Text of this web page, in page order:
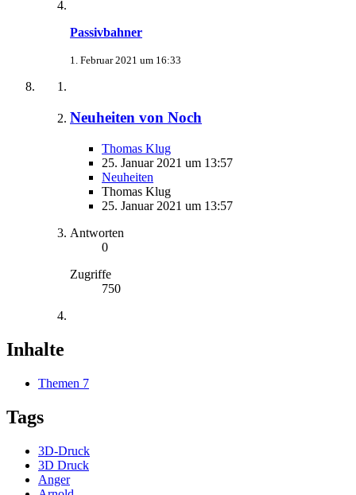
Passivbahner
1. Februar 2021 um 16:33
Neuheiten von Noch
Thomas Klug
25. Januar 2021 um 13:57
Neuheiten
Thomas Klug
25. Januar 2021 um 13:57
Antworten
0
Zugriffe
750
Inhalte
Themen 7
Tags
3D-Druck
3D Druck
Anger